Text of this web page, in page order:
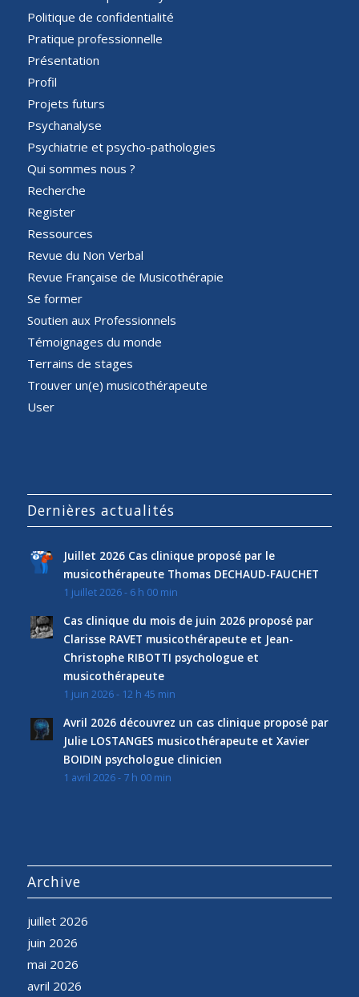
Politique de confidentialité
Pratique professionnelle
Présentation
Profil
Projets futurs
Psychanalyse
Psychiatrie et psycho-pathologies
Qui sommes nous ?
Recherche
Register
Ressources
Revue du Non Verbal
Revue Française de Musicothérapie
Se former
Soutien aux Professionnels
Témoignages du monde
Terrains de stages
Trouver un(e) musicothérapeute
User
Dernières actualités
Juillet 2026 Cas clinique proposé par le
musicothérapeute Thomas DECHAUD-FAUCHET
1 juillet 2026 - 6 h 00 min
Cas clinique du mois de juin 2026 proposé par
Clarisse RAVET musicothérapeute et Jean-
Christophe RIBOTTI psychologue et
musicothérapeute
1 juin 2026 - 12 h 45 min
Avril 2026 découvrez un cas clinique proposé par
Julie LOSTANGES musicothérapeute et Xavier
BOIDIN psychologue clinicien
1 avril 2026 - 7 h 00 min
Archive
juillet 2026
juin 2026
mai 2026
avril 2026